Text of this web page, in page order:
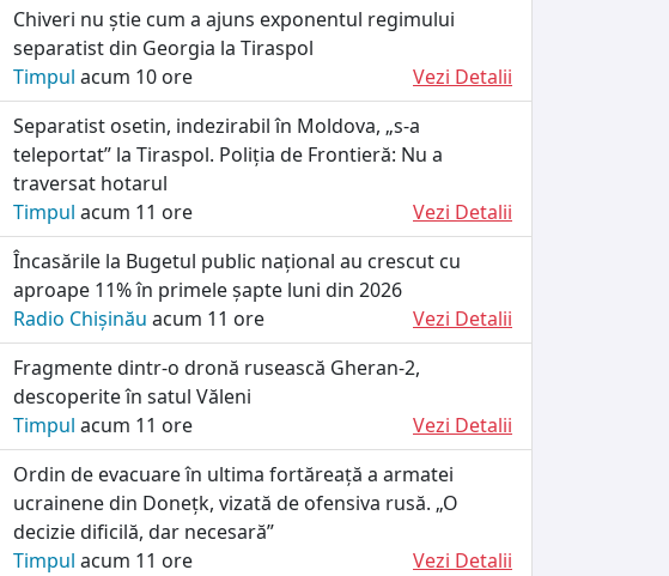
Chiveri nu știe cum a ajuns exponentul regimului
separatist din Georgia la Tiraspol
Timpul acum 10 ore
Vezi Detalii
Separatist osetin, indezirabil în Moldova, „s-a
teleportat” la Tiraspol. Poliția de Frontieră: Nu a
traversat hotarul
Timpul acum 11 ore
Vezi Detalii
Încasările la Bugetul public național au crescut cu
aproape 11% în primele șapte luni din 2026
Radio Chișinău acum 11 ore
Vezi Detalii
Fragmente dintr-o dronă rusească Gheran-2,
descoperite în satul Văleni
Timpul acum 11 ore
Vezi Detalii
Ordin de evacuare în ultima fortăreață a armatei
ucrainene din Donețk, vizată de ofensiva rusă. „O
decizie dificilă, dar necesară”
Timpul acum 11 ore
Vezi Detalii